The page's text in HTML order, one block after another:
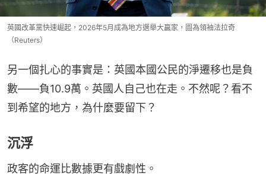
英國改革黨快速崛起，2026年5月成為地方選舉大贏家，圖為領袖法拉奇
（Reuters）
另一個扎心的事實是：英國本國公民的淨遷移也是負
數——負10.9萬。英國人自己也在走。不然呢？看不
到希望的地方，為什麼要留下？
沉浮
政客的命運比數據更有戲劇性。